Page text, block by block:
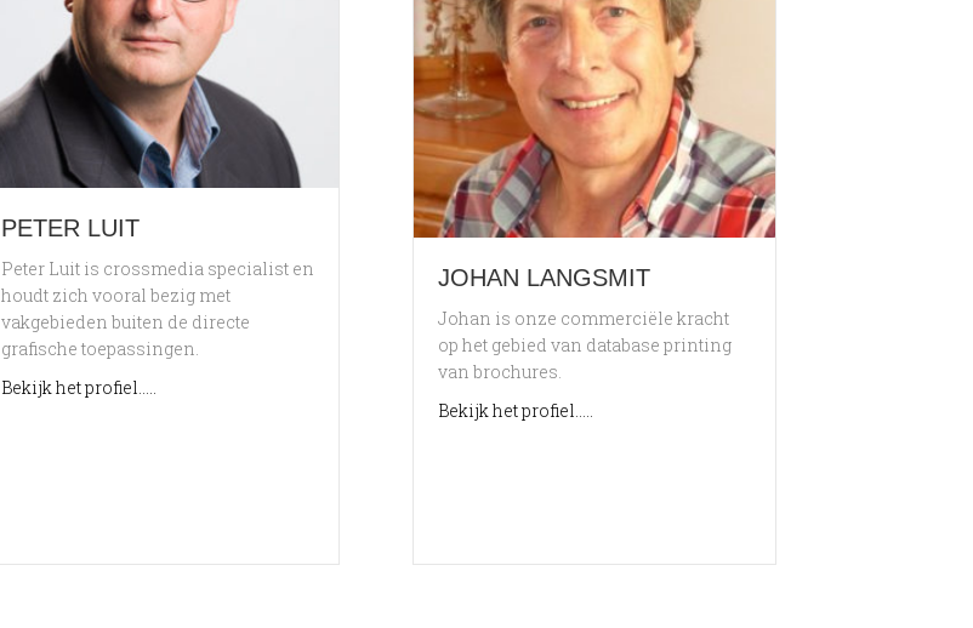
PETER LUIT
Peter Luit is crossmedia specialist en
houdt zich vooral bezig met
vakgebieden buiten de directe
grafische toepassingen.
Bekijk het profiel.....
JOHAN LANGSMIT
Johan is onze commerciële kracht
op het gebied van database printing
van brochures.
Bekijk het profiel.....